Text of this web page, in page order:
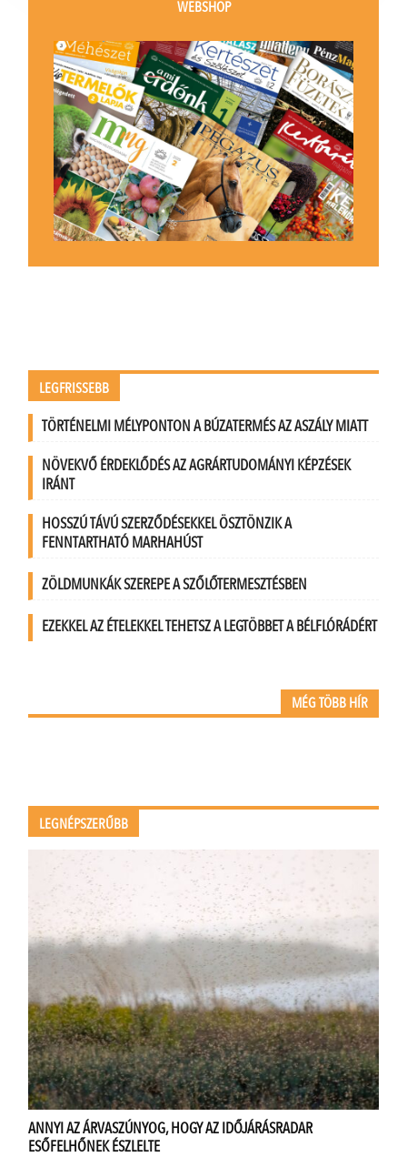
WEBSHOP
LEGFRISSEBB
TÖRTÉNELMI MÉLYPONTON A BÚZATERMÉS AZ ASZÁLY MIATT
NÖVEKVŐ ÉRDEKLŐDÉS AZ AGRÁRTUDOMÁNYI KÉPZÉSEK
IRÁNT
HOSSZÚ TÁVÚ SZERZŐDÉSEKKEL ÖSZTÖNZIK A
FENNTARTHATÓ MARHAHÚST
ZÖLDMUNKÁK SZEREPE A SZŐLŐTERMESZTÉSBEN
EZEKKEL AZ ÉTELEKKEL TEHETSZ A LEGTÖBBET A BÉLFLÓRÁDÉRT
MÉG TÖBB HÍR
LEGNÉPSZERŰBB